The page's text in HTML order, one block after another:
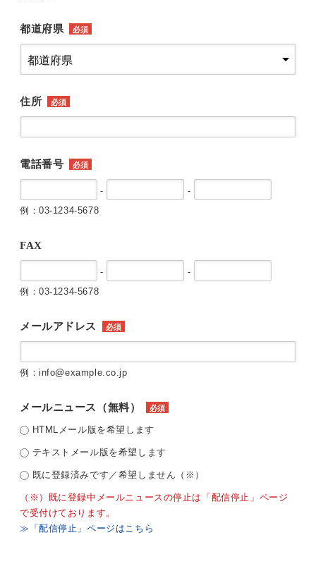
都道府県 必須
住所 必須
電話番号 必須
-
-
例：03-1234-5678
FAX
-
-
例：03-1234-5678
メールアドレス 必須
例：info@example.co.jp
メールニュース（無料） 必須
HTMLメール版を希望します
テキストメール版を希望します
既に登録済みです／希望しません（※）
（※）既に登録中メールニュースの停止は「配信停止」ページ
で受付けております。
≫「配信停止」ページはこちら